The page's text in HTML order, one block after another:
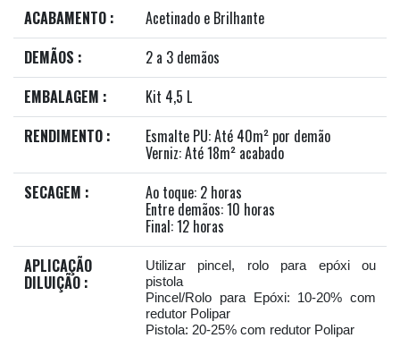
ACABAMENTO :
Acetinado e Brilhante
DEMÃOS :
2 a 3 demãos
EMBALAGEM :
Kit 4,5 L
RENDIMENTO :
Esmalte PU: Até 40m² por demão
Verniz: Até 18m² acabado
SECAGEM :
Ao toque: 2 horas
Entre demãos: 10 horas
Final: 12 horas
APLICAÇÃO
DILUIÇÃO :
Utilizar pincel, rolo para epóxi ou
pistola
Pincel/Rolo para Epóxi: 10-20% com
redutor Polipar
Pistola: 20-25% com redutor Polipar